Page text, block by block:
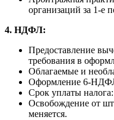
организаций за 1-е
4. НДФЛ:
Предоставление
требования в
Облагаемые и
Оформление 6-
Срок уплаты
Освобождение от
меняется.